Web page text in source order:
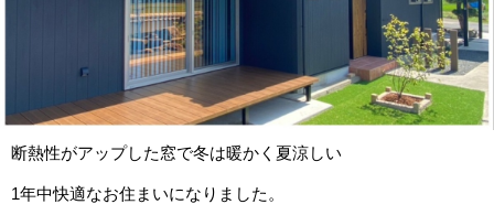
断熱性がアップした窓で冬は暖かく夏涼しい
1年中快適なお住まいになりました。